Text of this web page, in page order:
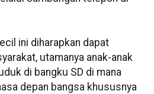
ini diharapkan dapat
utamanya anak-anak
di bangku SD di mana
depan bangsa khususnya